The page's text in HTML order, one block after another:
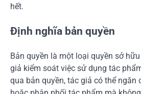
hết.
Định nghĩa bản quyền
Bản quyền là một loại quyền sở
giả kiểm soát việc sử dụng tác
qua bản quyền, tác giả có thể ngăn